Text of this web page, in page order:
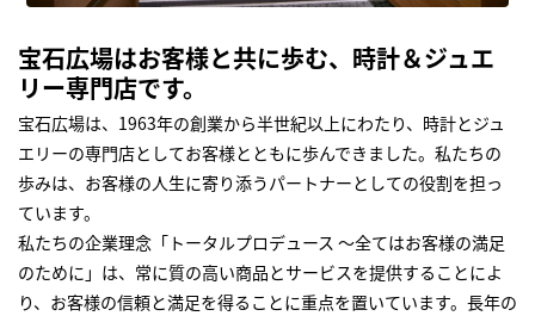
宝石広場はお客様と共に歩む、時計＆ジュエ
リー専門店です。
宝石広場は、1963年の創業から半世紀以上にわたり、時計とジュ
エリーの専門店としてお客様とともに歩んできました。私たちの
歩みは、お客様の人生に寄り添うパートナーとしての役割を担っ
ています。
私たちの企業理念「トータルプロデュース ～全てはお客様の満足
のために」は、常に質の高い商品とサービスを提供することによ
り、お客様の信頼と満足を得ることに重点を置いています。長年の